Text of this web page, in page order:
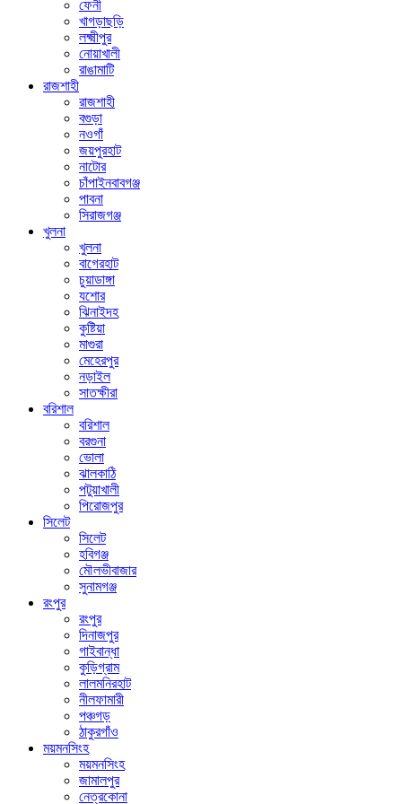
ফেনী
খাগড়াছড়ি
লক্ষ্মীপুর
নোয়াখালী
রাঙামাটি
রাজশাহী
রাজশাহী
বগুড়া
নওগাঁ
জয়পুরহাট
নাটোর
চাঁপাইনবাবগঞ্জ
পাবনা
সিরাজগঞ্জ
খুলনা
খুলনা
বাগেরহাট
চুয়াডাঙ্গা
যশোর
ঝিনাইদহ
কুষ্টিয়া
মাগুরা
মেহেরপুর
নড়াইল
সাতক্ষীরা
বরিশাল
বরিশাল
বরগুনা
ভোলা
ঝালকাঠি
পটুয়াখালী
পিরোজপুর
সিলেট
সিলেট
হবিগঞ্জ
মৌলভীবাজার
সুনামগঞ্জ
রংপুর
রংপুর
দিনাজপুর
গাইবান্ধা
কুড়িগ্রাম
লালমনিরহাট
নীলফামারী
পঞ্চগড়
ঠাকুরগাঁও
ময়মনসিংহ
ময়মনসিংহ
জামালপুর
নেত্রকোনা